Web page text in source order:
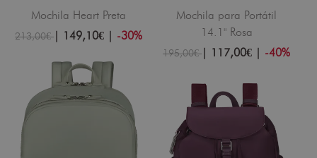
Mochila Heart Preta
213,00€| 149,10€ | -30%
Mochila para Portátil
14.1" Rosa
195,00€| 117,00€ | -40%